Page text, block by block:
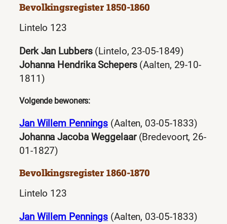
Bevolkingsregister 1850-1860
Lintelo 123
Derk Jan Lubbers(Lintelo, 23-05-1849)
Johanna Hendrika Schepers(Aalten, 29-10-
1811)
Volgende bewoners:
Jan Willem Pennings (Aalten, 03-05-1833)
Johanna Jacoba Weggelaar(Bredevoort, 26-
01-1827)
Bevolkingsregister 1860-1870
Lintelo 123
Jan Willem Pennings (Aalten, 03-05-1833)